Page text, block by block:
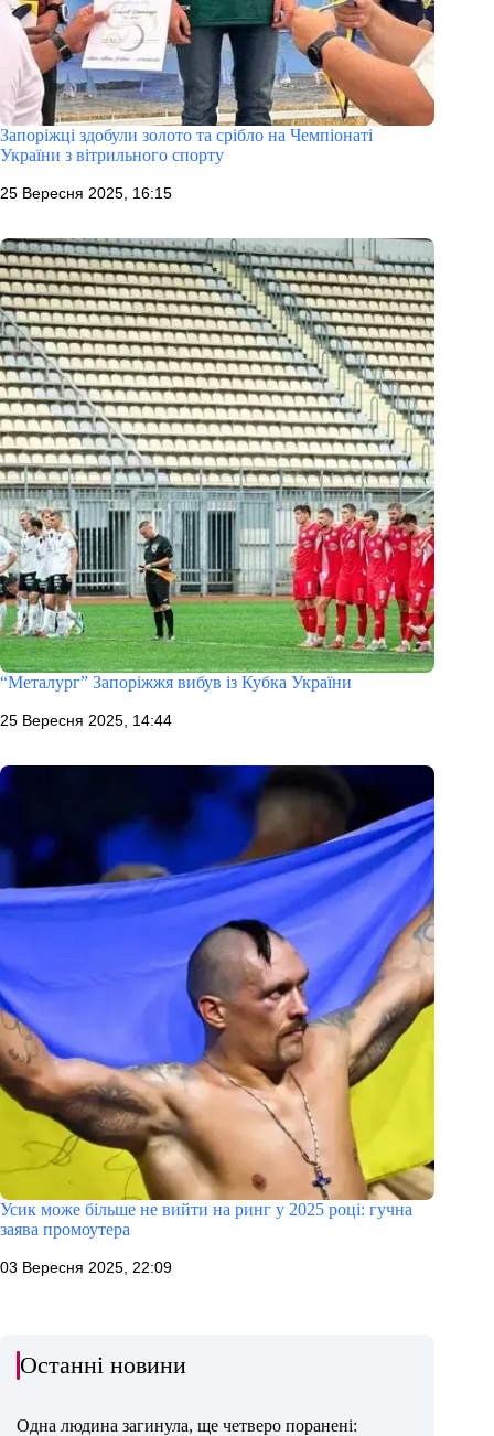
Запоріжці здобули золото та срібло на Чемпіонаті
України з вітрильного спорту
25 Вересня 2025, 16:15
“Металург” Запоріжжя вибув із Кубка України
25 Вересня 2025, 14:44
Усик може більше не вийти на ринг у 2025 році: гучна
заява промоутера
03 Вересня 2025, 22:09
Останні новини
Одна людина загинула, ще четверо поранені: